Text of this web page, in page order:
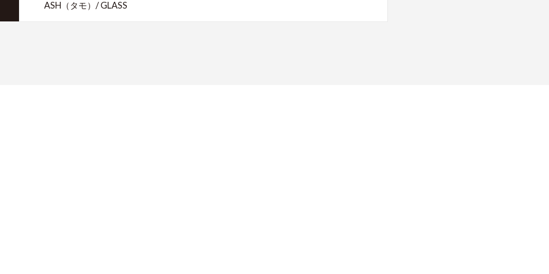
ASH（タモ）/ GLASS